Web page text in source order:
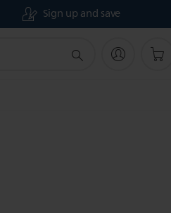
Sign up and save